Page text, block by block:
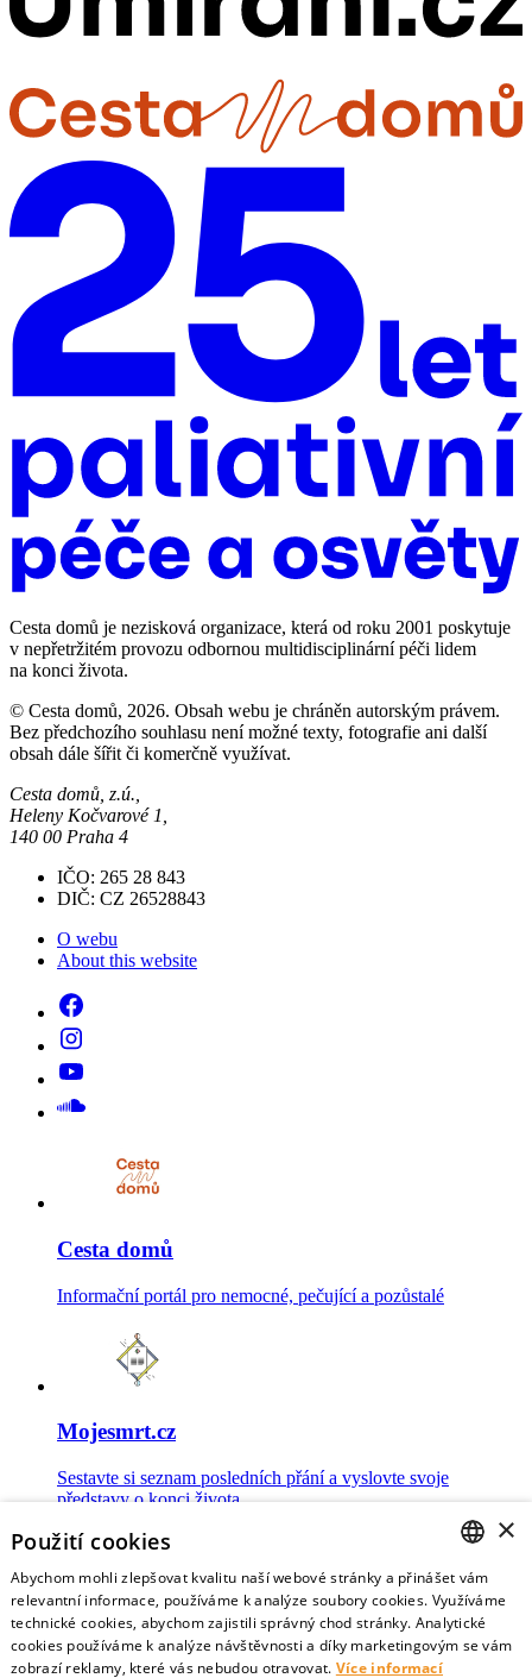
Cesta domů je nezisková organizace, která od roku 2001 poskytuje
v nepřetržitém provozu odbornou multidisciplinární péči lidem
na konci života.
© Cesta domů, 2026. Obsah webu je chráněn autorským právem.
Bez předchozího souhlasu není možné texty, fotografie ani další
obsah dále šířit či komerčně využívat.
Cesta domů, z.ú.,
Heleny Kočvarové 1,
140 00 Praha 4
IČO: 265 28 843
DIČ: CZ 26528843
O webu
About this website
Cesta domů
Informační portál pro nemocné, pečující a pozůstalé
Mojesmrt.cz
Sestavte si seznam posledních přání a vyslovte svoje
představy o konci života
Data o umírání
CZECH
ENGLISH
×
Použití cookies
Abychom mohli zlepšovat kvalitu naší webové stránky a přinášet vám
relevantní informace, používáme k analýze soubory cookies. Využíváme
technické cookies, abychom zajistili správný chod stránky. Analytické
cookies používáme k analýze návštěvnosti a díky marketingovým se vám
zobrazí reklamy, které vás nebudou otravovat. Více informací